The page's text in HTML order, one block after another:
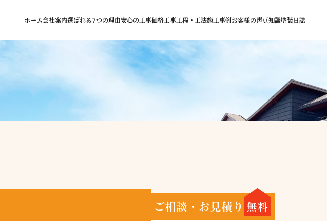
ホーム会社案内選ばれる7つの理由安心の工事価格工事工程・工法施工事例お客様の声豆知識塗装日誌
ご相談・お見積り 無料